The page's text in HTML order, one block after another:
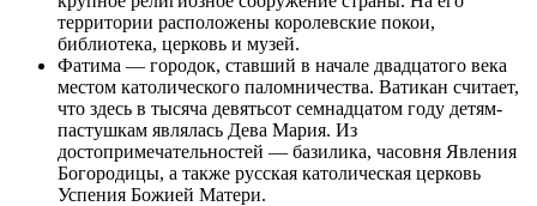
территории расположены королевские покои,
библиотека, церковь и музей.
Фатима — городок, ставший в начале двадцатого века
местом католического паломничества. Ватикан считает,
что здесь в тысяча девятьсот семнадцатом году детям-
пастушкам являлась Дева Мария. Из
достопримечательностей — базилика, часовня Явления
Богородицы, а также русская католическая церковь
Успения Божией Матери.